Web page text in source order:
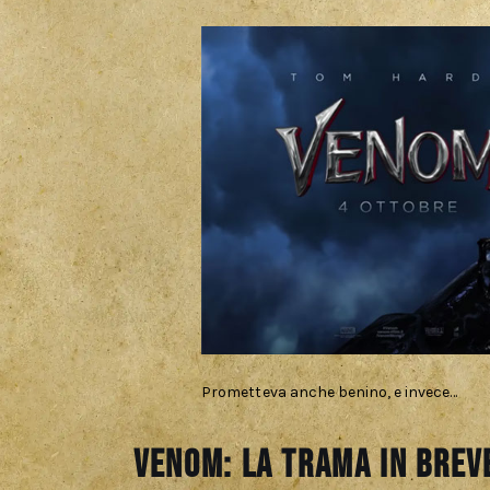
Prometteva anche benino, e invece…
Venom: la trama in